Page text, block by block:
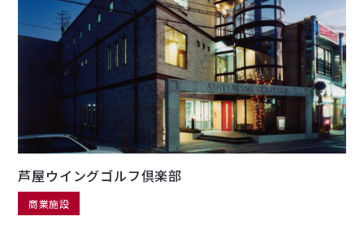
芦屋ウイングゴルフ倶楽部
商業施設